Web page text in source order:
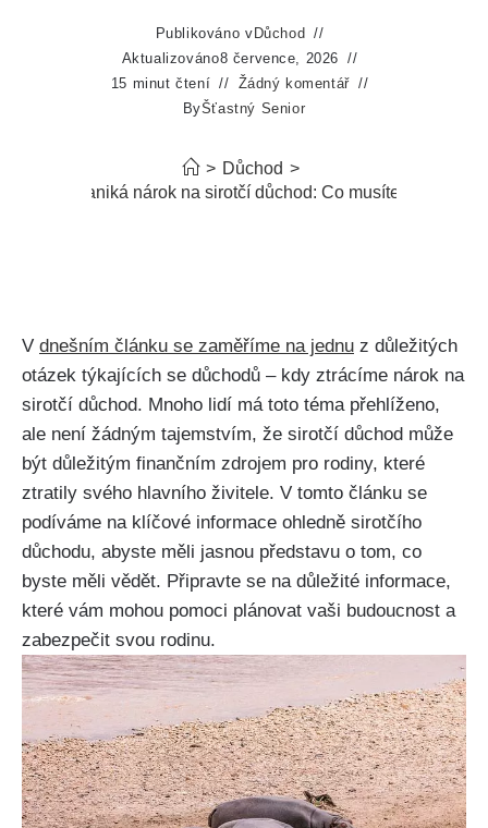
Publikováno v Důchod
Aktualizováno8 července, 2026
15 minut čtení
Žádný komentář
ByŠťastný Senior
> Důchod >
Kdy zaniká nárok na sirotčí důchod: Co musíte vědět
V dnešním článku se zaměříme na jednu z důležitých
otázek týkajících se důchodů – kdy ztrácíme nárok na
sirotčí důchod. Mnoho lidí má toto téma přehlíženo,
ale není žádným tajemstvím, že sirotčí důchod může
být důležitým finančním zdrojem pro rodiny, které
ztratily svého hlavního živitele. V tomto článku se
podíváme na klíčové informace ohledně sirotčího
důchodu, abyste měli jasnou představu o tom, co
byste měli vědět. Připravte se na důležité informace,
které vám mohou pomoci plánovat vaši budoucnost a
zabezpečit svou rodinu.